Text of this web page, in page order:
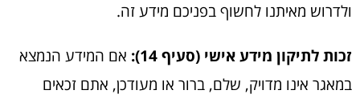
ולדרוש מאיתנו לחשוף בפניכם מידע זה.
זכות לתיקון מידע אישי (סעיף 14):
אם המידע הנמצא
במאגר אינו מדויק, שלם, ברור או מעודכן, אתם זכאים